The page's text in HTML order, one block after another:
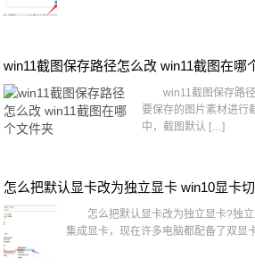
win11截图保存路径怎么改 win11截图在哪
win11截图保存路径
要保存的图片素材进行
中，截图默认 […]
怎么把默认显卡改为独立显卡 win10显卡
怎么把默认显卡改为独立显卡?独立
集成显卡，现在许多电脑都配备了双显